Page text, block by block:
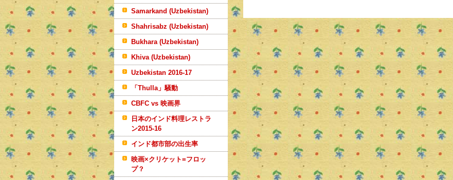
Samarkand (Uzbekistan)
Shahrisabz (Uzbekistan)
Bukhara (Uzbekistan)
Khiva (Uzbekistan)
Uzbekistan 2016-17
「Thulla」騒動
CBFC vs 映画界
日本のインド料理レストラ
ン2015-16
インド都市部の出生率
映画×クリケット=フロッ
プ？